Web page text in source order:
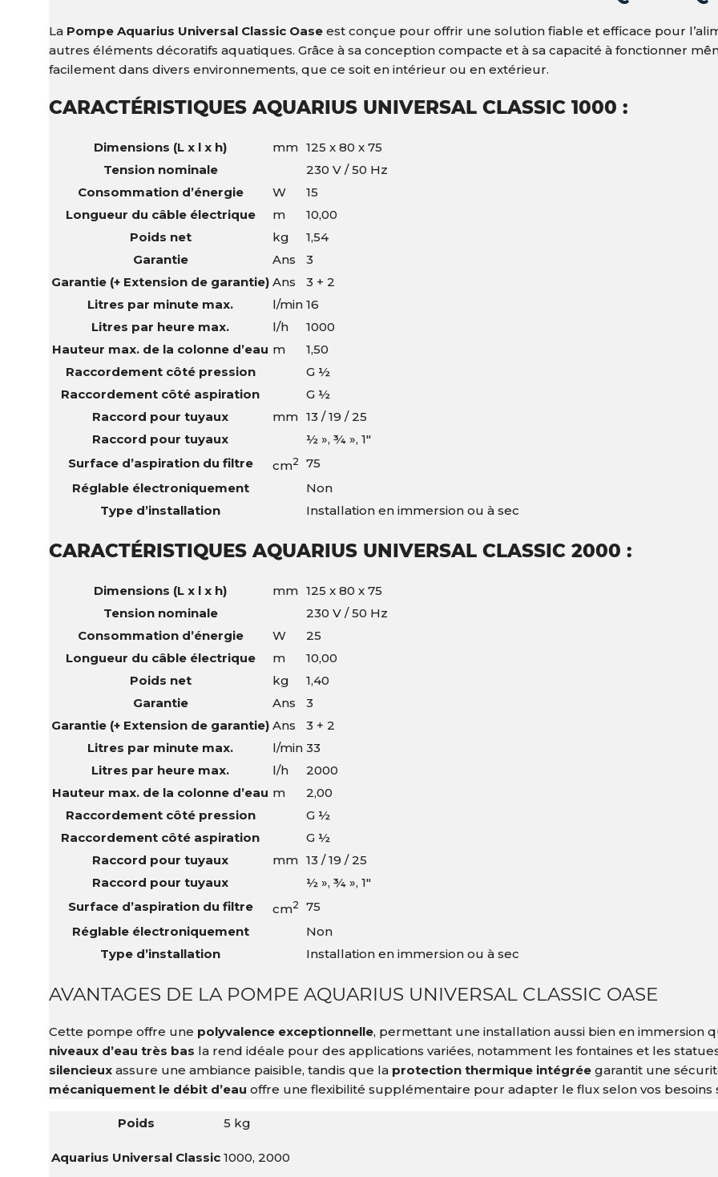
La Pompe Aquarius Universal Classic Oase est conçue pour offrir une solution fiable et efficace pour
autres éléments décoratifs aquatiques. Grâce à sa conception compacte et à sa capacité à fonctionner
facilement dans divers environnements, que ce soit en intérieur ou en extérieur.
CARACTÉRISTIQUES AQUARIUS UNIVERSAL CLASSIC 1000 :
Dimensions (L x l x h) mm 125 x 80 x 75
Tension nominale
230 V / 50 Hz
Consommation d’énergie
W
15
Longueur du câble électrique
m
10,00
Poids net
kg
1,54
Garantie
Ans
3
Garantie (+ Extension de garantie) Ans
3 + 2
Litres par minute max.
l/min 16
Litres par heure max.
l/h
1000
Hauteur max. de la colonne d’eau m
1,50
Raccordement côté pression
G ½
Raccordement côté aspiration
G ½
Raccord pour tuyaux
mm 13 / 19 / 25
Raccord pour tuyaux
½ », ¾ », 1″
Surface d’aspiration du filtre
cm2
75
Réglable électroniquement
Non
Type d’installation
Installation en immersion ou à sec
CARACTÉRISTIQUES AQUARIUS UNIVERSAL CLASSIC 2000 :
Dimensions (L x l x h) mm 125 x 80 x 75
Tension nominale
230 V / 50 Hz
Consommation d’énergie
W
25
Longueur du câble électrique
m
10,00
Poids net
kg
1,40
Garantie
Ans
3
Garantie (+ Extension de garantie) Ans
3 + 2
Litres par minute max.
l/min 33
Litres par heure max.
l/h
2000
Hauteur max. de la colonne d’eau m
2,00
Raccordement côté pression
G ½
Raccordement côté aspiration
G ½
Raccord pour tuyaux
mm 13 / 19 / 25
Raccord pour tuyaux
½ », ¾ », 1″
Surface d’aspiration du filtre
cm2
75
Réglable électroniquement
Non
Type d’installation
Installation en immersion ou à sec
AVANTAGES DE LA POMPE AQUARIUS UNIVERSAL CLASSIC OASE
Cette pompe offre une polyvalence exceptionnelle, permettant une installation aussi bien en immersion
niveaux d’eau très bas la rend idéale pour des applications variées, notamment les fontaines et les
silencieux assure une ambiance paisible, tandis que la protection thermique intégrée garantit une
mécaniquement le débit d’eau offre une flexibilité supplémentaire pour adapter le flux selon vos besoins
Poids 5 kg
Aquarius Universal Classic 1000, 2000